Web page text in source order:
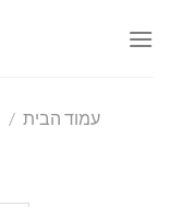
עמוד הבית /